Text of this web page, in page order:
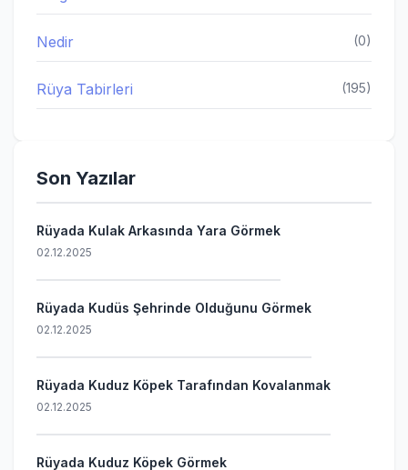
Nedir (0)
Rüya Tabirleri (195)
Son Yazılar
Rüyada Kulak Arkasında Yara Görmek
02.12.2025
Rüyada Kudüs Şehrinde Olduğunu Görmek
02.12.2025
Rüyada Kuduz Köpek Tarafından Kovalanmak
02.12.2025
Rüyada Kuduz Köpek Görmek